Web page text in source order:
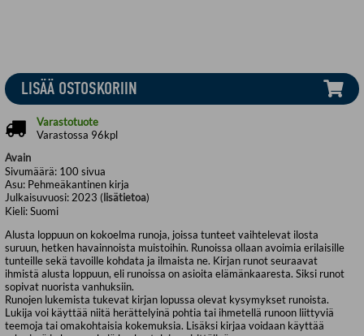
Avain
Sivumäärä: 100 sivua
Asu: Pehmeäkantinen kirja
Julkaisuvuosi:2023 (lisätietoa)
Kieli:Suomi
Alusta loppuun on kokoelma runoja, joissa tunteet vaihtelevat ilosta
suruun, hetken havainnoista muistoihin. Runoissa ollaan avoimia erilaisille
tunteille sekä tavoille kohdata ja ilmaista ne. Kirjan runot seuraavat
ihmistä alusta loppuun, eli runoissa on asioita elämänkaaresta. Siksi runot
sopivat nuorista vanhuksiin.
Runojen lukemista tukevat kirjan lopussa olevat kysymykset runoista.
Lukija voi käyttää niitä herättelyinä pohtia tai ihmetellä runoon liittyviä
teemoja tai omakohtaisia kokemuksia. Lisäksi kirjaa voidaan käyttää
LISÄÄ OSTOSKORIIN
Varastotuote
Varastossa 96kpl